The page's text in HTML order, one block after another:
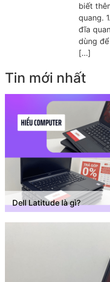
biết
quang.
đĩa
dùng
[…]
Tin mới nhất
Dell Latitude là gì?